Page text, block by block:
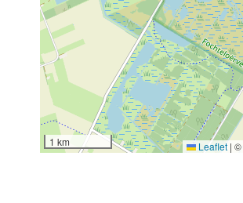
1 km Leaflet | ©